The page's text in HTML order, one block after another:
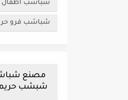
شباشب أطفال
شباشب فرو
شبشب